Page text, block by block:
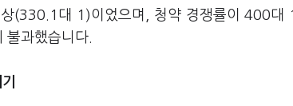
(330.1대 1)이었으며, 청약 경쟁률이 400대
과했습니다.